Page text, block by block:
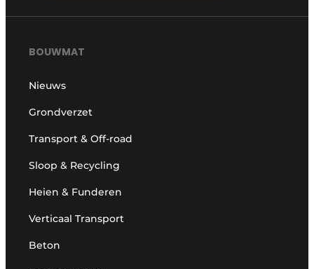
BOUWMAT
Nieuws
Grondverzet
Transport & Off-road
Sloop & Recycling
Heien & Funderen
Verticaal Transport
Beton